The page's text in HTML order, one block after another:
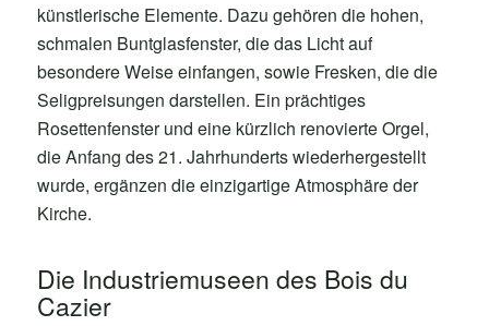
künstlerische Elemente. Dazu gehören die hohen,
schmalen Buntglasfenster, die das Licht auf
besondere Weise einfangen, sowie Fresken, die die
Seligpreisungen darstellen. Ein prächtiges
Rosettenfenster und eine kürzlich renovierte Orgel,
die Anfang des 21. Jahrhunderts wiederhergestellt
wurde, ergänzen die einzigartige Atmosphäre der
Kirche.
Die Industriemuseen des Bois du
Cazier